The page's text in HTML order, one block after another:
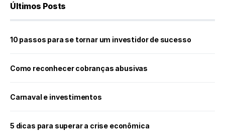
Últimos Posts
10 passos para se tornar um investidor de sucesso
Como reconhecer cobranças abusivas
Carnaval e investimentos
5 dicas para superar a crise econômica